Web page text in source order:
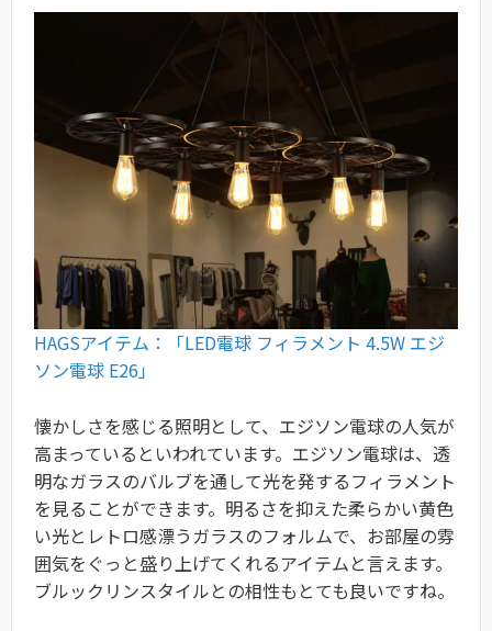
HAGSアイテム：「LED電球 フィラメント 4.5W エジ
ソン電球 E26」
懐かしさを感じる照明として、エジソン電球の人気が
高まっているといわれています。エジソン電球は、透
明なガラスのバルブを通して光を発するフィラメント
を見ることができます。明るさを抑えた柔らかい黄色
い光とレトロ感漂うガラスのフォルムで、お部屋の雰
囲気をぐっと盛り上げてくれるアイテムと言えます。
ブルックリンスタイルとの相性もとても良いですね。